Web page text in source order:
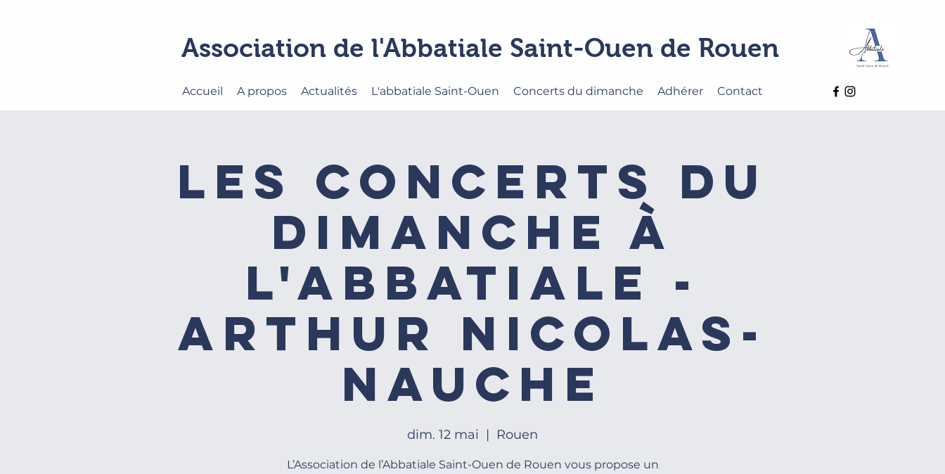
Association de l'Abbatiale Saint-Ouen de Rouen
Accueil A propos Actualités L'abbatiale Saint-Ouen Concerts du dimanche Adhérer Contact
Les concerts du
dimanche à
l'Abbatiale -
Arthur Nicolas-
Nauche
dim. 12 mai
  |
Rouen
L’Association de l’Abbatiale Saint-Ouen de Rouen vous propose un